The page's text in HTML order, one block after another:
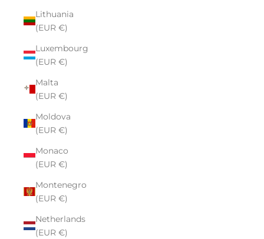
Lithuania
(EUR €)
Luxembourg
(EUR €)
Malta
(EUR €)
Moldova
(EUR €)
Monaco
(EUR €)
Montenegro
(EUR €)
Netherlands
(EUR €)